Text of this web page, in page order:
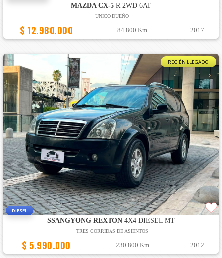
MAZDA CX-5 R 2WD 6AT
UNICO DUEÑO
$ 12.980.000 84.800 Km 2017
RECIÉN LLEGADO
DIESEL
SSANGYONG REXTON4X4 DIESEL MT
TRES CORRIDAS DE ASIENTOS
$ 5.990.000 230.800 Km 2012